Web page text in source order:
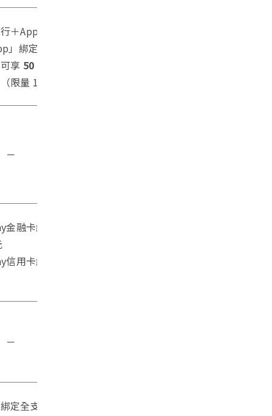
＋App」或「台灣
」綁定華南銀行信
享 50 元 7-11 現金
（限量 10,000 筆）
－
金融卡繳稅送彰銀柴
信用卡繳稅送 50 元
－
定全支付使用繳費